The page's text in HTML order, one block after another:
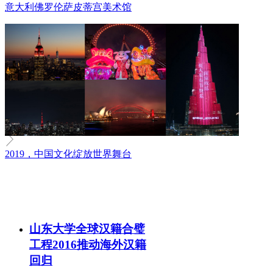
意大利佛罗伦萨皮蒂宫美术馆
2019，中国文化绽放世界舞台
山东大学全球汉籍合璧
工程2016推动海外汉籍
回归